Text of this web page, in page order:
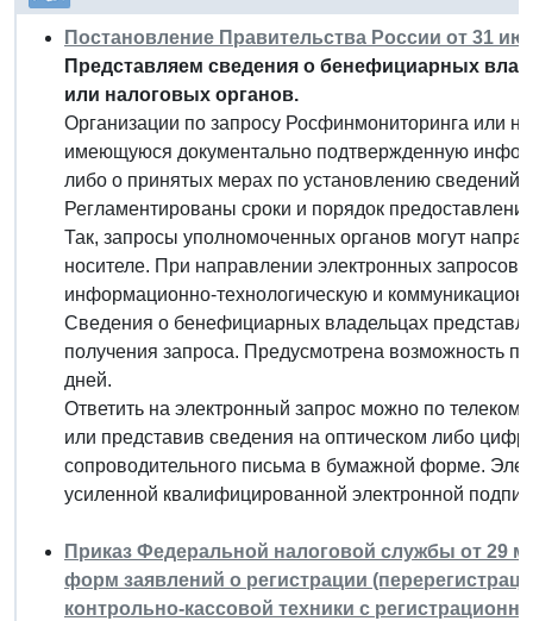
Постановление Правительства России от 31
Представляем сведения о бенефициарных
или налоговых органов.
Организации по запросу Росфинмониторинга или
имеющуюся документально подтвержденную
либо о принятых мерах по установлению сведений
Регламентированы сроки и порядок
Так, запросы уполномоченных органов могут
носителе. При направлении электронных запросов
информационно-технологическую и
Сведения о бенефициарных владельцах
получения запроса. Предусмотрена возможность
дней.
Ответить на электронный запрос можно по
или представив сведения на оптическом либо
сопроводительного письма в бумажной форме.
усиленной квалифицированной электронной
Приказ Федеральной налоговой службы от 29
форм заявлений о регистрации
контрольно-кассовой техники с